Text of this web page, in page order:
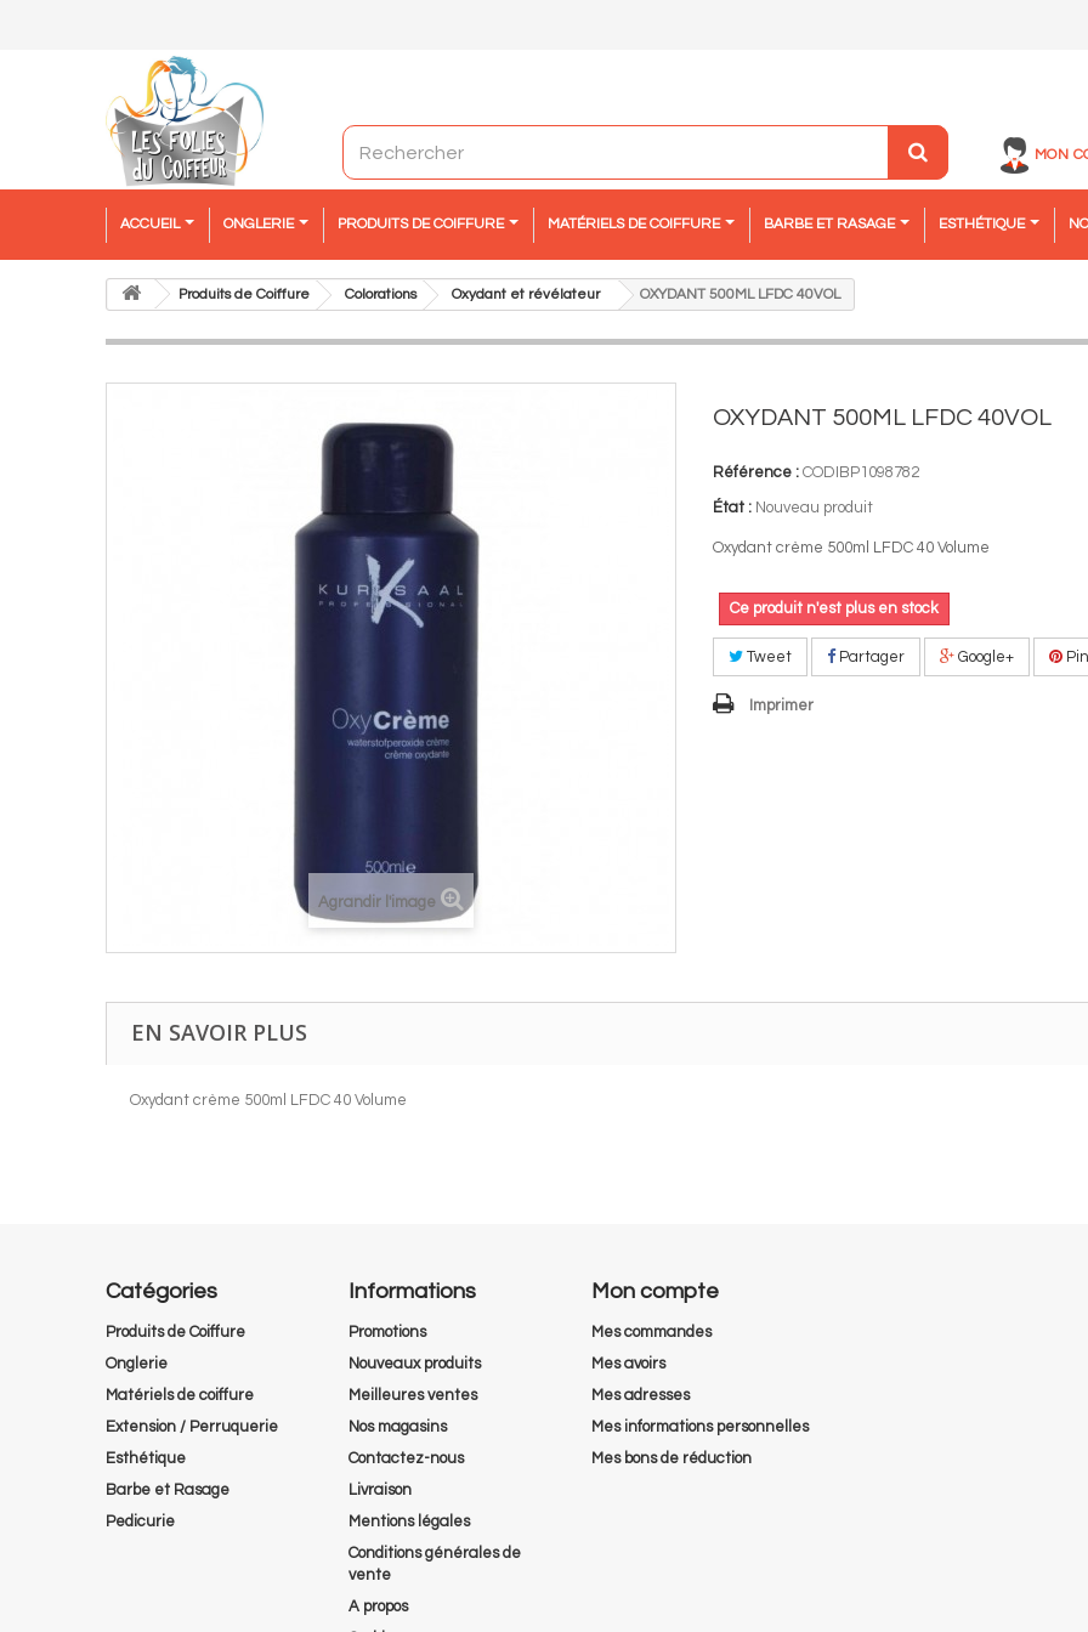
MON
ACCUEIL ONGLERIE PRODUITS DE COIFFURE MATÉRIELS DE COIFFURE BARBE ET RASAGE ESTHÉTIQUE
Produits de Coiffure Colorations Oxydant et révélateur OXYDANT 500ML LFDC 40VOL
Agrandir l'image
OXYDANT 500ML LFDC 40VOL
Référence : CODIBP1098782
État : Nouveau produit
Oxydant crème 500ml LFDC 40 Volume
Ce produit n'est plus en stock
Tweet Partager Google+
Imprimer
EN SAVOIR PLUS
Oxydant crème 500ml LFDC 40 Volume
Catégories
Produits de Coiffure
Onglerie
Matériels de coiffure
Extension / Perruquerie
Esthétique
Barbe et Rasage
Pedicurie
Informations
Promotions
Nouveaux produits
Meilleures ventes
Nos magasins
Contactez-nous
Livraison
Mentions légales
Conditions générales de
vente
A propos
Mon compte
Mes commandes
Mes avoirs
Mes adresses
Mes informations personnelles
Mes bons de réduction